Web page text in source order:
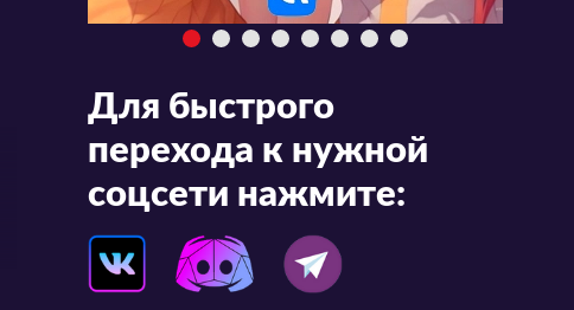
Для быстрого
перехода к нужной
соцсети нажмите: